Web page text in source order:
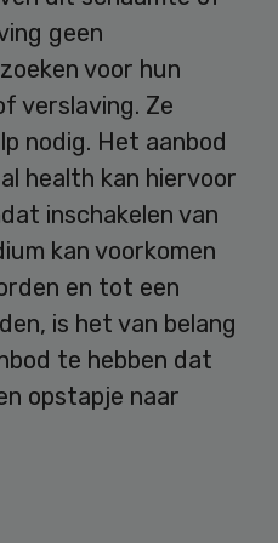
geen
voor hun
verslaving. Ze
nodig. Het aanbod
health kan hiervoor
inschakelen van
kan voorkomen
en tot een
is het van belang
te hebben dat
opstapje naar